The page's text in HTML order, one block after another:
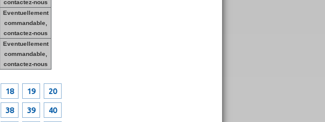
contactez-nous
Eventuellement
commandable,
contactez-nous
Eventuellement
commandable,
contactez-nous
18 19 20
38 39 40